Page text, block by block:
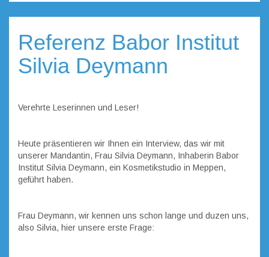
Referenz Babor Institut
Silvia Deymann
Verehrte Leserinnen und Leser!
Heute präsentieren wir Ihnen ein Interview, das wir mit
unserer Mandantin, Frau Silvia Deymann, Inhaberin Babor
Institut Silvia Deymann, ein Kosmetikstudio in Meppen,
geführt haben.
Frau Deymann, wir kennen uns schon lange und duzen uns,
also Silvia, hier unsere erste Frage: